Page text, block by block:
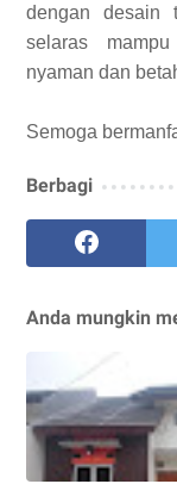
dengan desain
selaras
nyaman dan
Semoga
Berbagi
Anda mungkin